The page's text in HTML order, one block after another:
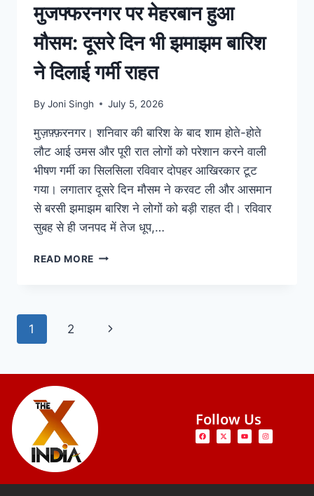
मुजफ्फरनगर पर मेहरबान हुआ
मौसम: दूसरे दिन भी झमाझम बारिश
ने दिलाई गर्मी राहत
By Joni Singh July 5, 2026
मुज़फ़्फ़रनगर। शनिवार की बारिश के बाद शाम होते-होते
लौट आई उमस और पूरी रात लोगों को परेशान करने वाली
भीषण गर्मी का सिलसिला रविवार दोपहर आखिरकार टूट
गया। लगातार दूसरे दिन मौसम ने करवट ली और आसमान
से बरसी झमाझम बारिश ने लोगों को बड़ी राहत दी। रविवार
सुबह से ही जनपद में तेज धूप,…
READ MORE
1 2
Follow Us